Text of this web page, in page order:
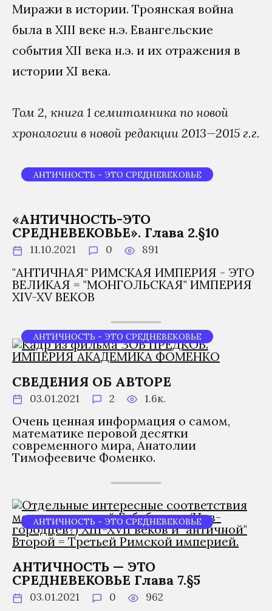
Миражи в истории. Троянская война
была в XIII веке н.э. Евангельские
события XII века н.э. и их отражения в
истории XI века.
Том 2, книга 1 семитомника по новой
хронологии в новой редакции 2013—2015 г.г.
АНТИЧНОСТЬ - ЭТО СРЕДНЕВЕКОВЬЕ
«АНТИЧНОСТЬ-ЭТО
СРЕДНЕВЕКОВЬЕ». Глава 2.§10
11.10.2021 0 891
"АНТИЧНАЯ" РИМСКАЯ ИМПЕРИЯ - ЭТО
ВЕЛИКАЯ = "МОНГОЛЬСКАЯ" ИМПЕРИЯ
XIV-XV ВЕКОВ
АНТИЧНОСТЬ - ЭТО СРЕДНЕВЕКОВЬЕ
СВЕДЕНИЯ ОБ АВТОРЕ
03.01.2021 2 1.6к.
Очень ценная информация о самом,
математике перовой десятки
современного мира, Анатолии
Тимофеевиче Фоменко.
АНТИЧНОСТЬ - ЭТО СРЕДНЕВЕКОВЬЕ
АНТИЧНОСТЬ — ЭТО
СРЕДНЕВЕКОВЬЕ Глава 7.§5
03.01.2021 0 962